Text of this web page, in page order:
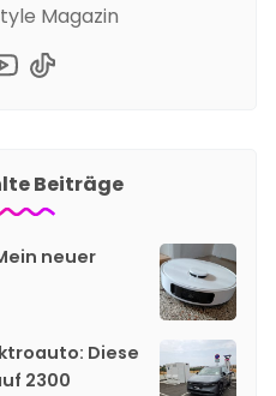
Magazin
Beiträge
neuer
Diese
2300